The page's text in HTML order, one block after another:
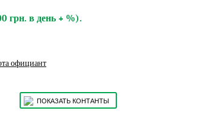
грн. в день + %).
официант
ПОКАЗАТЬ КОНТАНТЫ